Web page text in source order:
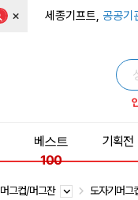
× 세종기프트, 공공기
베스트
100
기획전
머그컵/머그잔 도자기머